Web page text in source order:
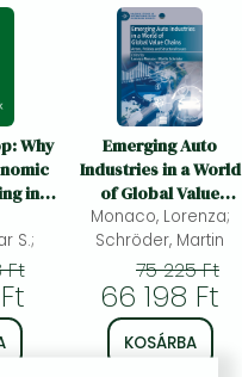
Why
into
S.;
Ft
Emerging Auto
Industries in a World
of Global Value
Chains: Actors,
Policies and
Structural Issues
Monaco, Lorenza;
Schröder, Martin
75 225 Ft
66 198 Ft
KOSÁRBA